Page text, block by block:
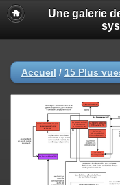
Une galerie
Accueil / 15 Plus